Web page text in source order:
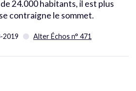
24.000 habitants, il est plus
contraigne le sommet.
2019 Alter Échos n° 471